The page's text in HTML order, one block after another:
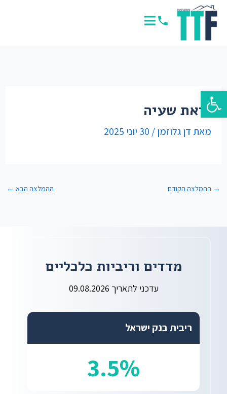
פתח סרגל נגישות
דילוג
לתוכן
ליאת שעיה
מאת דן גלוזמן/ 30 יוני 2025
→ ההמלצה הקודם ההמלצה הבא ←
מדדים וריביות כלכליים
עדכני לתאריך 09.08.2026
ריבית בנק ישראל
3.5%